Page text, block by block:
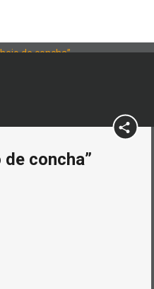
de concha”
de concha”